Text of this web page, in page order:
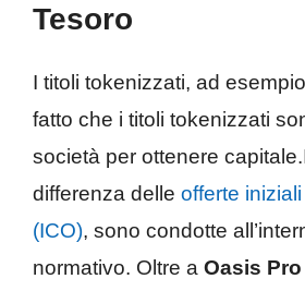
Tesoro
I titoli tokenizzati, ad
fatto che i titoli tokenizzati
società per ottenere
differenza delle offerte
(ICO), sono condotte
normativo. Oltre a Oasis